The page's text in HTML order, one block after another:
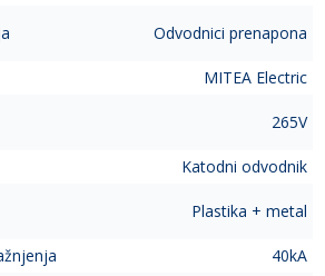
Odvodnici prenapona
MITEA Electric
265V
Katodni odvodnik
Plastika + metal
40kA